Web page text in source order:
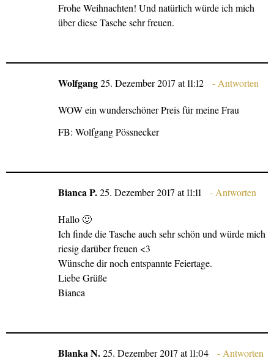
Frohe Weihnachten! Und natürlich würde ich mich
über diese Tasche sehr freuen.
Wolfgang25. Dezember 2017 at 11:12 Antworten
WOW ein wunderschöner Preis für meine Frau
FB: Wolfgang Pössnecker
Bianca P.25. Dezember 2017 at 11:11 Antworten
Hallo 🙂
Ich finde die Tasche auch sehr schön und würde mich
riesig darüber freuen <3
Wünsche dir noch entspannte Feiertage.
Liebe Grüße
Bianca
Blanka N.25. Dezember 2017 at 11:04 Antworten